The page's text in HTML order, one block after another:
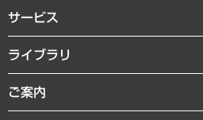
サービス
経営戦略
組織・人事戦略
デジタルイノベーション
ライブラリ
経済調査
レポート
ご案内